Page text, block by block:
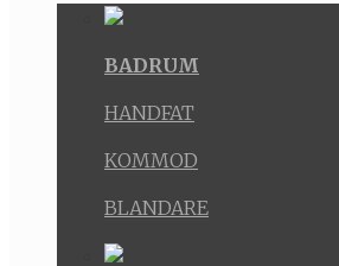
BADRUM
HANDFAT
KOMMOD
BLANDARE